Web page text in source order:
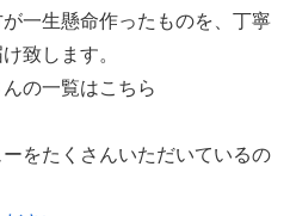
一生懸命作ったものを、丁寧
致します。
の一覧はこちら
をたくさんいただいているの